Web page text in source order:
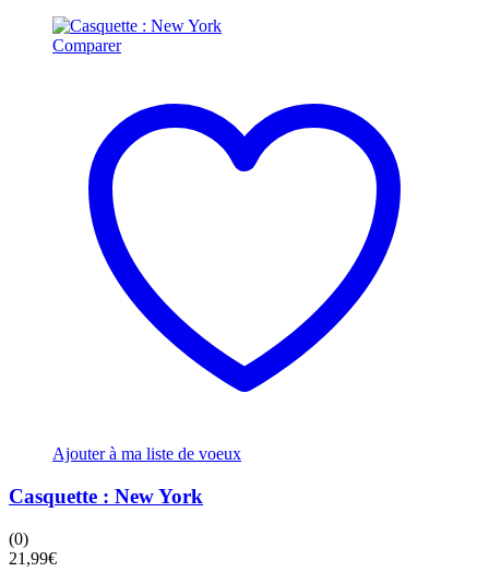
Comparer
Ajouter à ma liste de voeux
Casquette : New York
(0)
21,99€